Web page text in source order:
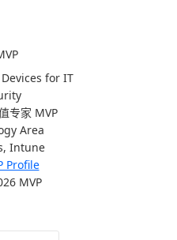
for IT
专家 MVP
Area
Intune
Profile
MVP